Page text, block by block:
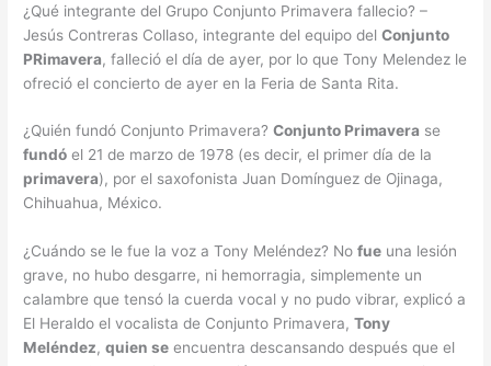
¿Qué integrante del Grupo Conjunto Primavera fallecio? –
Jesús Contreras Collaso, integrante del equipo delConjunto
PRimavera, falleció el día de ayer, por lo que Tony Melendez le
ofreció el concierto de ayer en la Feria de Santa Rita.
¿Quién fundó Conjunto Primavera?Conjunto Primavera se
fundó el 21 de marzo de 1978 (es decir, el primer día de la
primavera), por el saxofonista Juan Domínguez de Ojinaga,
Chihuahua, México.
¿Cuándo se le fue la voz a Tony Meléndez? Nofue una lesión
grave, no hubo desgarre, ni hemorragia, simplemente un
calambre que tensó la cuerda vocal y no pudo vibrar, explicó a
El Heraldo el vocalista de Conjunto Primavera,Tony
Meléndez,quien se encuentra descansando después que el